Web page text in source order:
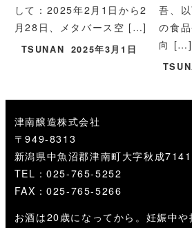
して：2025年2月1日から2
月28日、メタバース空 […]
TSUNAN 2025年3月1日
吾、
の食
向 […]
津南醸造株式会社
〒949-8313
新潟県中魚沼郡津南町大字秋成7141
TEL：025-765-5252
FAX：025-765-5266
お酒は20歳になってから。妊娠中